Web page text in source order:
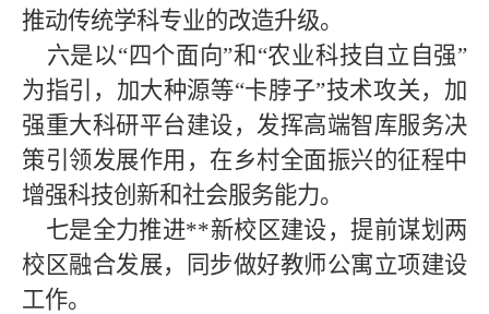
推动传统学科专业的改造升级。
六是以“四个面向”和“农业科技自立自强”
为指引，加大种源等“卡脖子”技术攻关，加
强重大科研平台建设，发挥高端智库服务决
策引领发展作用，在乡村全面振兴的征程中
增强科技创新和社会服务能力。
七是全力推进**新校区建设，提前谋划两
校区融合发展，同步做好教师公寓立项建设
工作。